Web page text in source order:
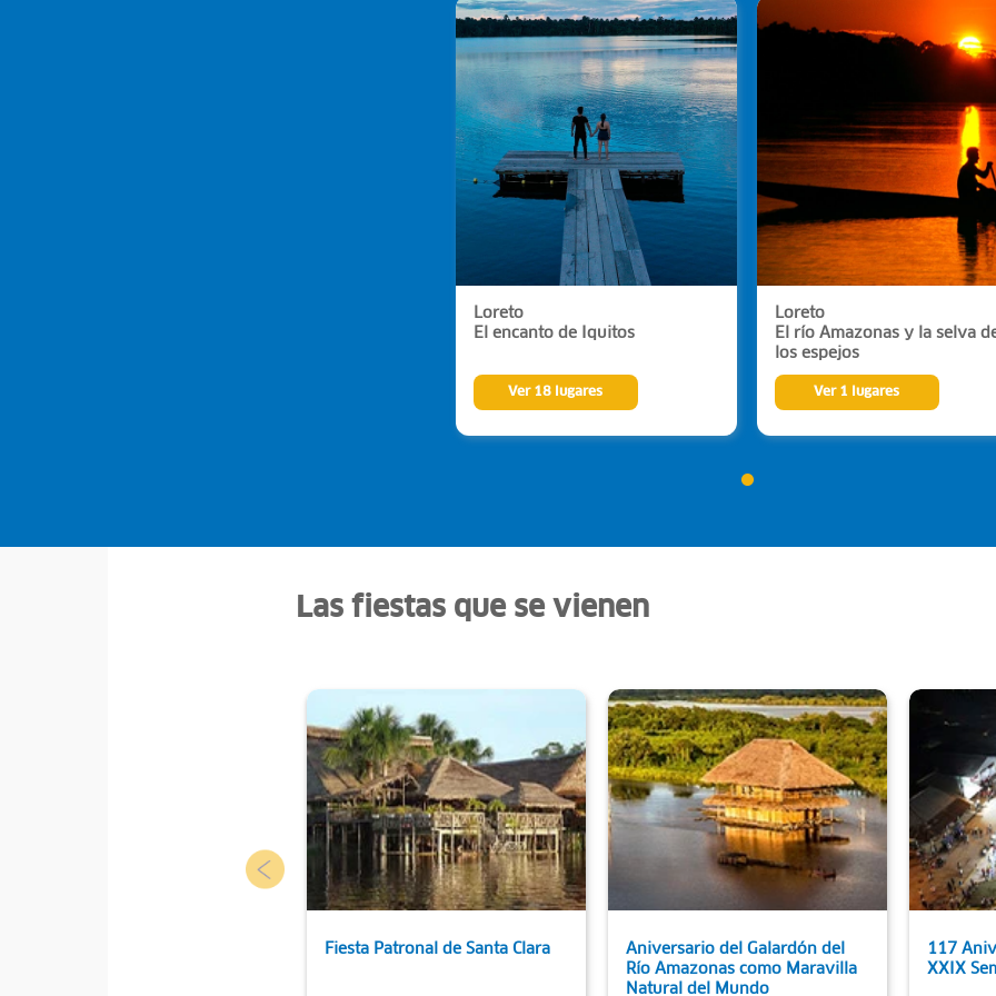
Loreto
El encanto de Iquitos
Ver 18 lugares
Loreto
El río Amazonas y la selva
los espejos
Ver 1 lugares
Las fiestas que se vienen
Fiesta Patronal de Santa Clara
Aniversario del Galardón del
Río Amazonas como Maravilla
Natural del Mundo
117
XXIX